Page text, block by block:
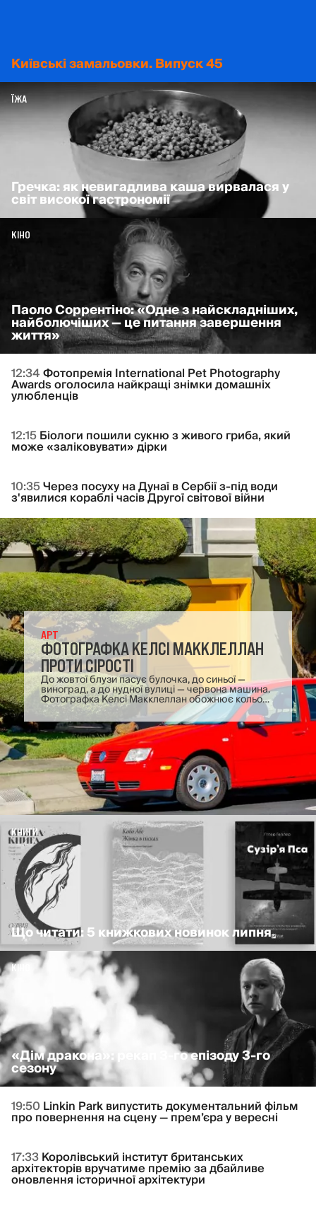
ФОТОГРАФКА КЕЛСІ МАККЛЕЛЛАН
ПРОТИ СІРОСТІ
До жовтої блузи пасує булочка, до синьої —
виноград, а до нудної вулиці — червона машина.
Фотографка Келсі Макклеллан обожнює кольори
і знає, що звичайні речі ще можуть нас
здивувати.
АРТ
12:34Фотопремія International Pet Photography
Awards оголосила найкращі знімки домашніх
улюбленців
12:15Біологи пошили сукню з живого гриба, який
може «заліковувати» дірки
10:35Через посуху на Дунаї в Сербії з-під води
з'явилися кораблі часів Другої світової війни
19:50 Linkin Park випустить документальний фільм
про повернення на сцену — прем’єра у вересні
17:33Королівський інститут британських
архітекторів вручатиме премію за дбайливе
оновлення історичної архітектури
Київські замальовки. Випуск 45
Гречка: як невигадлива каша вирвалася у
світ високої гастрономії
ЇЖА
Паоло Соррентіно: «Одне з найскладніших,
найболючіших — це питання завершення
життя»
КІНО
Що читати: 5 книжкових новинок липня
КНИГИ
«Дім дракона»: рекап 3-го епізоду 3-го
сезону
КІНО